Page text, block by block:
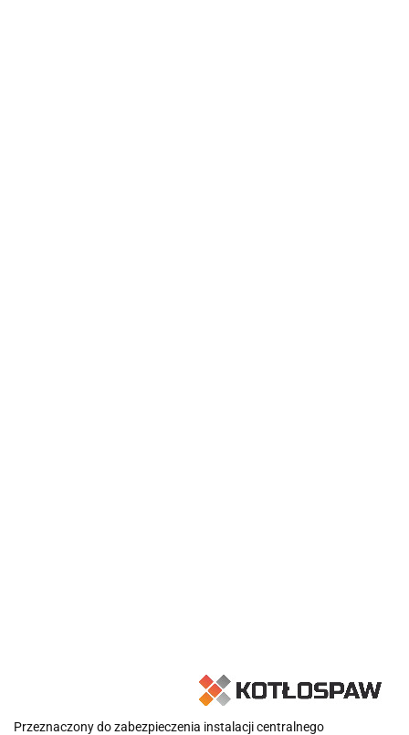
Przeznaczony do zabezpieczenia instalacji centralnego